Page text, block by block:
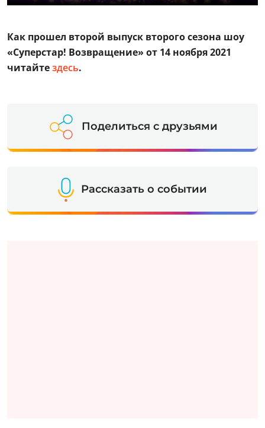
Как прошел второй выпуск второго сезона шоу
«Суперстар! Возвращение» от 14 ноября 2021
читайтездесь.
Поделиться с друзьями
Рассказать о событии